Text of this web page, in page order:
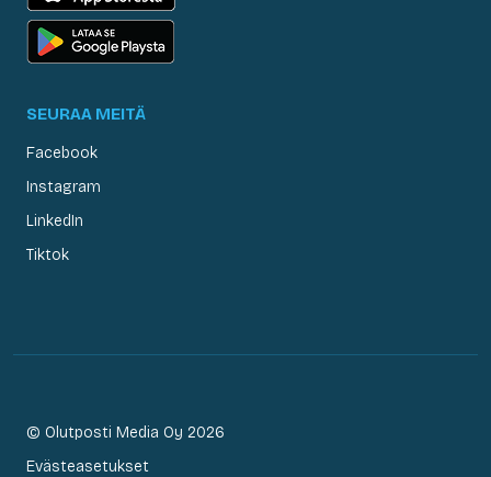
SEURAA MEITÄ
Facebook
Instagram
LinkedIn
Tiktok
© Olutposti Media Oy 2026
Evästeasetukset